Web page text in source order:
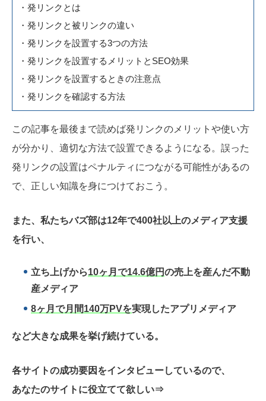
・発リンクとは
・発リンクと被リンクの違い
・発リンクを設置する3つの方法
・発リンクを設置するメリットとSEO効果
・発リンクを設置するときの注意点
・発リンクを確認する方法
この記事を最後まで読めば発リンクのメリットや使い方
が分かり、適切な方法で設置できるようになる。誤った
発リンクの設置はペナルティにつながる可能性があるの
で、正しい知識を身につけておこう。
また、私たちバズ部は12年で400社以上のメディア支援
を行い、
立ち上げから10ヶ月で14.6億円の売上を産んだ不動
産メディア
8ヶ月で月間140万PVを実現したアプリメディア
など大きな成果を挙げ続けている。
各サイトの成功要因をインタビューしているので、
あなたのサイトに役立てて欲しい⇒